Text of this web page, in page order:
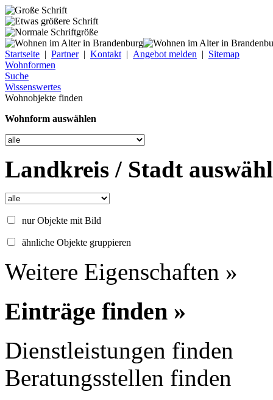
Startseite | Partner| Kontakt | Angebot melden | Sitemap
Wohnformen
Suche
Wissenswertes
Wohnobjekte finden
Wohnform auswählen
Landkreis / Stadt
nur Objekte mit Bild
ähnliche Objekte gruppieren
Weitere Eigenschaften »
Einträge finden »
Dienstleistungen finden
Beratungsstellen finden